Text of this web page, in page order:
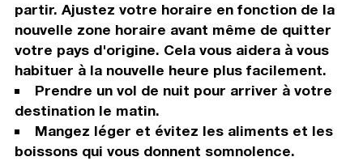
partir. Ajustez votre horaire en fonction de la
nouvelle zone horaire avant même de quitter
votre pays d'origine. Cela vous aidera à vous
habituer à la nouvelle heure plus facilement.
Prendre un vol de nuit pour arriver à votre
destination le matin.
Mangez léger et évitez les aliments et les
boissons qui vous donnent somnolence.